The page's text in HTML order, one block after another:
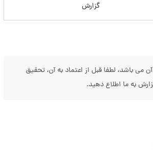
گزارش
باشد، لطفا قبل از اعتماد به آن، تحقیق
به ما اطلاع دهید.